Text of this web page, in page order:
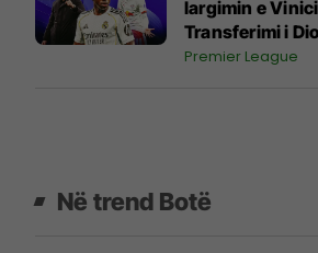
largimin e
Transferimi i
interesi i
Premier League
Në trend Botë